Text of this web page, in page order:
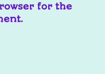
for the